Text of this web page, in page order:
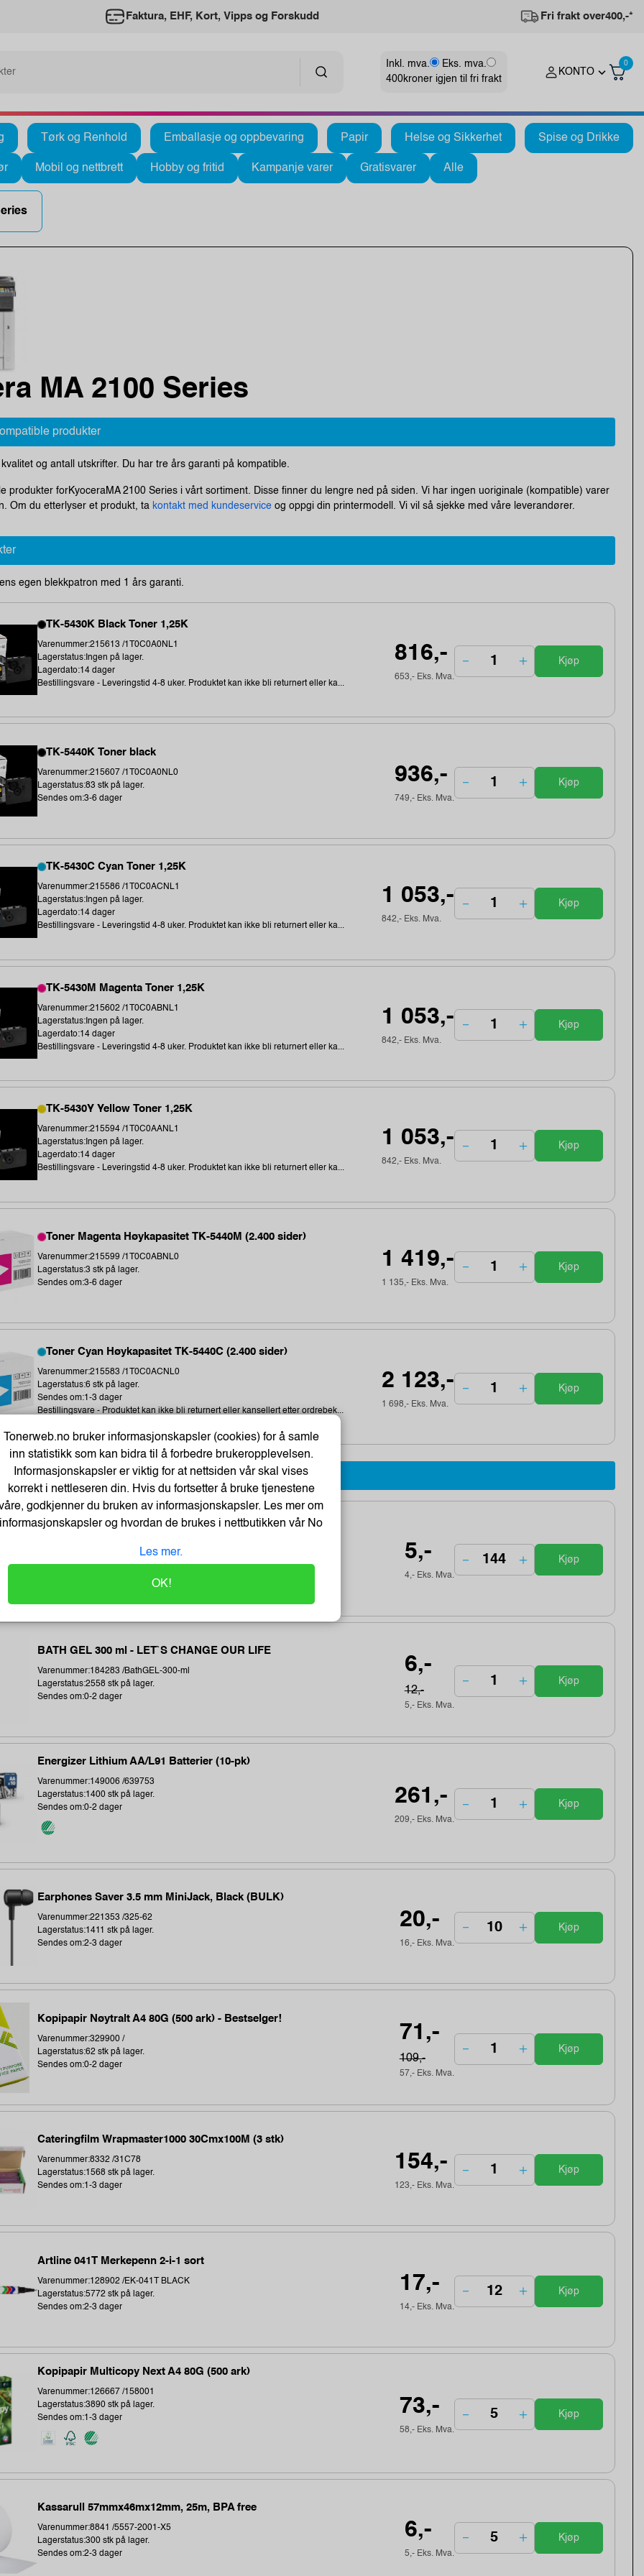
Faktura, EHF, Kort, Vipps og Forskudd Fri frakt over400,-*
Inkl. mva.
Eks. mva.
400kroner igjen til fri frakt
KONTO
0
Tørk og Renhold Emballasje og oppbevaring Papir Helse og Sikkerhet Spise og Drikke
Mobil og nettbrett Hobby og fritid Kampanje varer Gratisvarer Alle
MA 2100 Series
produkter
og antall utskrifter. Du har tre års garanti på kompatible.
produkter forKyoceraMA 2100 Series i vårt sortiment. Disse finner du lengre ned på siden. Vi har ingen uoriginale (kompatible) varer
Om du etterlyser et produkt, ta kontakt med kundeservice og oppgi din printermodell. Vi vil så sjekke med våre leverandører.
egen blekkpatron med 1 års garanti.
TK-5430K Black Toner 1,25K
Varenummer:215613 /1T0C0A0NL1
Lagerstatus:Ingen på lager.
Lagerdato:14 dager
Bestillingsvare - Leveringstid 4-8 uker. Produktet kan ikke bli returnert eller ka...
816,-
653,- Eks. Mva.
Kjøp
TK-5440K Toner black
Varenummer:215607 /1T0C0A0NL0
Lagerstatus:83 stk på lager.
Sendes om:3-6 dager
936,-
749,- Eks. Mva.
Kjøp
TK-5430C Cyan Toner 1,25K
Varenummer:215586 /1T0C0ACNL1
Lagerstatus:Ingen på lager.
Lagerdato:14 dager
Bestillingsvare - Leveringstid 4-8 uker. Produktet kan ikke bli returnert eller ka...
1 053,-
842,- Eks. Mva.
Kjøp
TK-5430M Magenta Toner 1,25K
Varenummer:215602 /1T0C0ABNL1
Lagerstatus:Ingen på lager.
Lagerdato:14 dager
Bestillingsvare - Leveringstid 4-8 uker. Produktet kan ikke bli returnert eller ka...
1 053,-
842,- Eks. Mva.
Kjøp
TK-5430Y Yellow Toner 1,25K
Varenummer:215594 /1T0C0AANL1
Lagerstatus:Ingen på lager.
Lagerdato:14 dager
Bestillingsvare - Leveringstid 4-8 uker. Produktet kan ikke bli returnert eller ka...
1 053,-
842,- Eks. Mva.
Kjøp
Toner Magenta Høykapasitet TK-5440M (2.400 sider)
Varenummer:215599 /1T0C0ABNL0
Lagerstatus:3 stk på lager.
Sendes om:3-6 dager
1 419,-
1 135,- Eks. Mva.
Kjøp
Toner Cyan Høykapasitet TK-5440C (2.400 sider)
Varenummer:215583 /1T0C0ACNL0
Lagerstatus:6 stk på lager.
Sendes om:1-3 dager
Bestillingsvare - Produktet kan ikke bli returnert eller kansellert etter ordrebek...
2 123,-
1 698,- Eks. Mva.
Kjøp
Tartan Klistrelapper 76x76 gul
Varenummer:225034 /7100296531
Lagerstatus:2568 stk på lager.
5,-
4,- Eks. Mva.
Kjøp
BATH GEL 300 ml - LET`S CHANGE OUR LIFE
Varenummer:184283 /BathGEL-300-ml
Lagerstatus:2558 stk på lager.
Sendes om:0-2 dager
6,-
12,-
5,- Eks. Mva.
Kjøp
Energizer Lithium AA/L91 Batterier (10-pk)
Varenummer:149006 /639753
Lagerstatus:1400 stk på lager.
Sendes om:0-2 dager
261,-
209,- Eks. Mva.
Kjøp
Earphones Saver 3.5 mm MiniJack, Black (BULK)
Varenummer:221353 /325-62
Lagerstatus:1411 stk på lager.
Sendes om:2-3 dager
20,-
16,- Eks. Mva.
Kjøp
Kopipapir Nøytralt A4 80G (500 ark) - Bestselger!
Varenummer:329900 /
Lagerstatus:62 stk på lager.
Sendes om:0-2 dager
71,-
109,-
57,- Eks. Mva.
Kjøp
Cateringfilm Wrapmaster1000 30Cmx100M (3 stk)
Varenummer:8332 /31C78
Lagerstatus:1568 stk på lager.
Sendes om:1-3 dager
154,-
123,- Eks. Mva.
Kjøp
Artline 041T Merkepenn 2-i-1 sort
Varenummer:128902 /EK-041T BLACK
Lagerstatus:5772 stk på lager.
Sendes om:2-3 dager
17,-
14,- Eks. Mva.
Kjøp
Kopipapir Multicopy Next A4 80G (500 ark)
Varenummer:126667 /158001
Lagerstatus:3890 stk på lager.
Sendes om:1-3 dager
73,-
58,- Eks. Mva.
Kjøp
Kassarull 57mmx46mx12mm, 25m, BPA free
Varenummer:8841 /5557-2001-X5
Lagerstatus:300 stk på lager.
Sendes om:2-3 dager
6,-
5,- Eks. Mva.
Kjøp
Tonerweb.no bruker informasjonskapsler (cookies) for å samle
inn statistikk som kan bidra til å forbedre brukeropplevelsen.
Informasjonskapsler er viktig for at nettsiden vår skal vises
korrekt i nettleseren din. Hvis du fortsetter å bruke tjenestene
godkjenner du bruken av informasjonskapsler. Les mer om
informasjonskapsler og hvordan de brukes i nettbutikken vårNo
Les mer.
OK!